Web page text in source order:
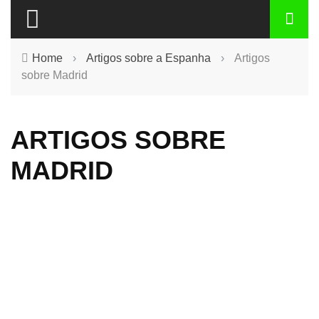
Home › Artigos sobre a Espanha ›
Artigos
sobre Madrid
ARTIGOS SOBRE
MADRID